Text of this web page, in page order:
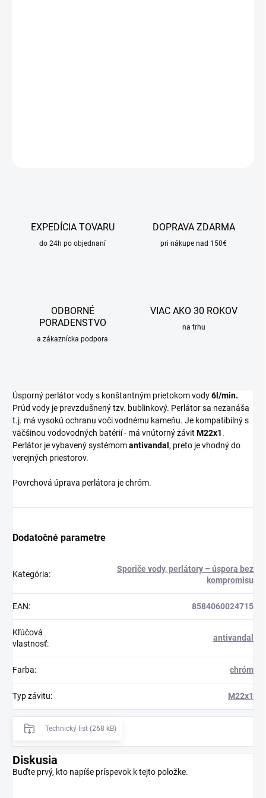
EXPEDÍCIA TOVARU
do 24h po objednaní
DOPRAVA ZDARMA
pri nákupe nad 150€
ODBORNÉ
PORADENSTVO
a zákaznícka podpora
VIAC AKO 30 ROKOV
na trhu
Úsporný perlátorvody s konštantným prietokom vody6l/min.
Prúd vody je prevzdušnený tzv. bublinkový. Perlátor sa nezanáša
t.j. má vysokú ochranu voči vodnému kameňu. Je kompatibilný s
väčšinou vodovodných batérií - má vnútorný závit M22x1.
Perlátor je vybavený systémomantivandal , preto je vhodný do
verejných priestorov.
Povrchová úprava perlátora je chróm.
Dodatočné parametre
Kategória:
Sporiče vody, perlátory – úspora bez
kompromisu
EAN: 8584060024715
Kľúčová
vlastnosť:
antivandal
Farba: chróm
Typ závitu: M22x1
Technický list (268 kB)
Diskusia
Buďte prvý, kto napíše príspevok k tejto položke.